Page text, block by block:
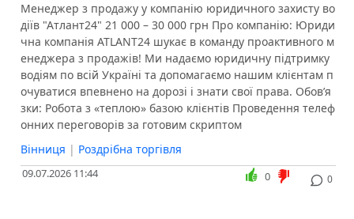
Менеджер з продажу у компанію юридичного захисту во
діїв "Атлант24" 21 000 – 30 000 грн Про компанію: Юриди
чна компанія ATLANT24 шукає в команду проактивного м
енеджера з продажів! Ми надаємо юридичну підтримку
водіям по всій Україні та допомагаємо нашим клієнтам п
очуватися впевнено на дорозі і знати свої права. Обов’я
зки: Робота з «теплою» базою клієнтів Проведення телеф
онних переговорів за готовим скриптом
Вінниця | Роздрібна торгівля
09.07.2026 11:44 0
0